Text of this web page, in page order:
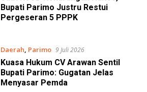
Bupati Parimo Justru Restui
Pergeseran 5 PPPK
Daerah, Parimo 9 Juli 2026
Kuasa Hukum CV Arawan Sentil
Bupati Parimo: Gugatan Jelas
Menyasar Pemda